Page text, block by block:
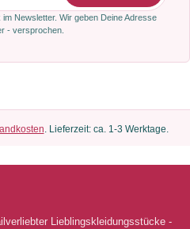
Newsletter. Wir geben Deine Adresse
- versprochen.
. Lieferzeit: ca. 1-3 Werktage.
Lieblingskleidungsstücke -